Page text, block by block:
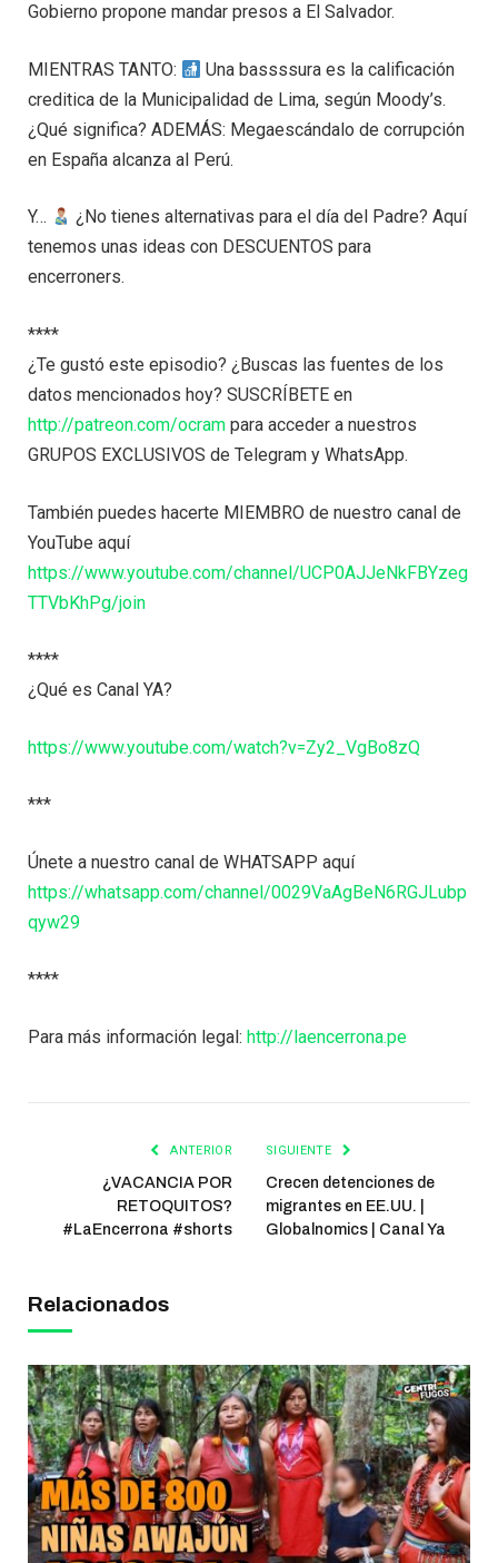
Gobierno propone mandar presos a El Salvador.
MIENTRAS TANTO:
Una bassssura es la calificación
creditica de la Municipalidad de Lima, según Moody’s.
¿Qué significa? ADEMÁS: Megaescándalo de corrupción
en España alcanza al Perú.
Y…
¿No tienes alternativas para el día del Padre? Aquí
tenemos unas ideas con DESCUENTOS para
encerroners.
****
¿Te gustó este episodio? ¿Buscas las fuentes de los
datos mencionados hoy? SUSCRÍBETE en
http://patreon.com/ocram para acceder a nuestros
GRUPOS EXCLUSIVOS de Telegram y WhatsApp.
También puedes hacerte MIEMBRO de nuestro canal de
YouTube aquí
https://www.youtube.com/channel/UCP0AJJeNkFBYzeg
TTVbKhPg/join
****
¿Qué es Canal YA?
https://www.youtube.com/watch?v=Zy2_VgBo8zQ
***
Únete a nuestro canal de WHATSAPP aquí
https://whatsapp.com/channel/0029VaAgBeN6RGJLubp
qyw29
****
Para más información legal: http://laencerrona.pe
ANTERIOR
¿VACANCIA POR
RETOQUITOS?
#LaEncerrona #shorts
SIGUIENTE
Crecen detenciones de
migrantes en EE.UU. |
Globalnomics | Canal Ya
Relacionados